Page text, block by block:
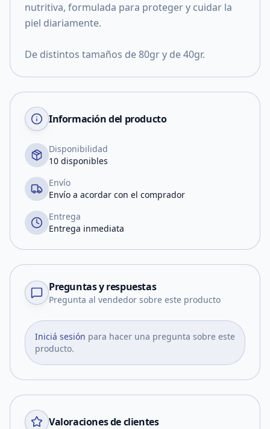
nutritiva, formulada para proteger y cuidar la
piel diariamente.
De distintos tamaños de 80gr y de 40gr.
Información del producto
Disponibilidad
10 disponibles
Envío
Envío a acordar con el comprador
Entrega
Entrega inmediata
Preguntas y respuestas
Pregunta al vendedor sobre este producto
Iniciá sesión para hacer una pregunta sobre este
producto.
Valoraciones de clientes